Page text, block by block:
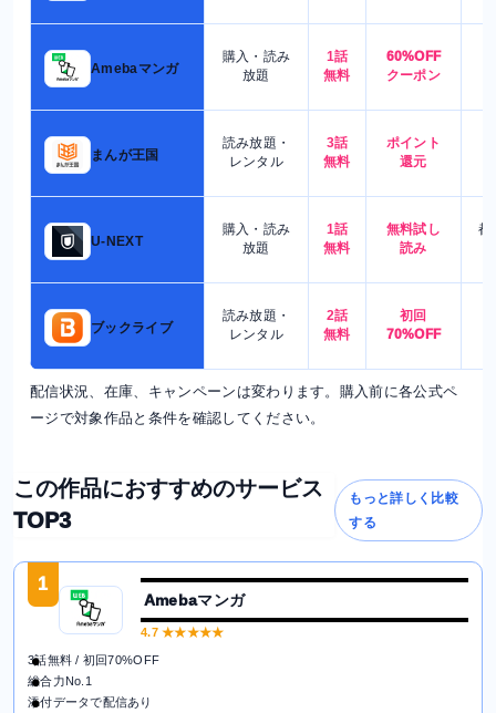
Amebaマンガ
購入・読み
放題
1話
無料
60%OFF
クーポン
まんが王国
読み放題・
レンタル
3話
無料
ポイント
還元
U-NEXT
購入・読み
放題
1話
無料
無料試し
読み
都
ブックライブ
読み放題・
レンタル
2話
無料
初回
70%OFF
配信状況、在庫、キャンペーンは変わります。購入前に各公式ペ
ージで対象作品と条件を確認してください。
この作品におすすめのサービス
TOP3
もっと詳しく比較
する
1
Amebaマンガ
4.7★★★★★
3話無料 / 初回70%OFF
総合力No.1
添付データで配信あり